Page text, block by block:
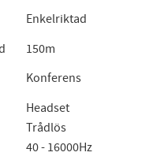
Enkelriktad
150m
Konferens
Headset
Trådlös
40 - 16000Hz